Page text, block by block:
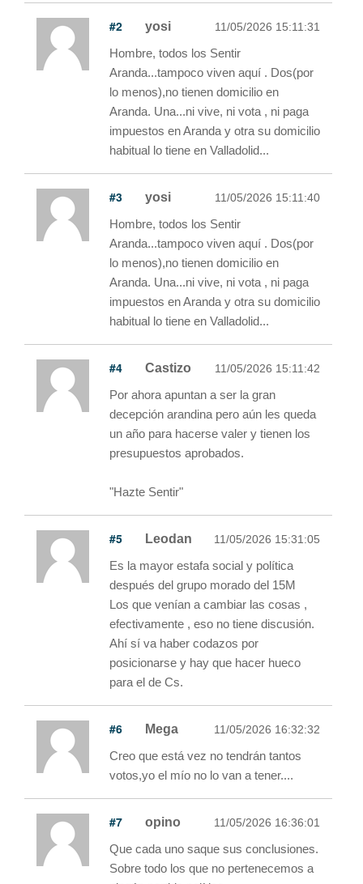
#2 yosi 11/05/2026 15:11:31
Hombre, todos los Sentir
Aranda...tampoco viven aquí . Dos(por
lo menos),no tienen domicilio en
Aranda. Una...ni vive, ni vota , ni paga
impuestos en Aranda y otra su domicilio
habitual lo tiene en Valladolid...
#3 yosi 11/05/2026 15:11:40
Hombre, todos los Sentir
Aranda...tampoco viven aquí . Dos(por
lo menos),no tienen domicilio en
Aranda. Una...ni vive, ni vota , ni paga
impuestos en Aranda y otra su domicilio
habitual lo tiene en Valladolid...
#4 Castizo 11/05/2026 15:11:42
Por ahora apuntan a ser la gran
decepción arandina pero aún les queda
un año para hacerse valer y tienen los
presupuestos aprobados.
"Hazte Sentir"
#5 Leodan 11/05/2026 15:31:05
Es la mayor estafa social y política
después del grupo morado del 15M
Los que venían a cambiar las cosas ,
efectivamente , eso no tiene discusión.
Ahí sí va haber codazos por
posicionarse y hay que hacer hueco
para el de Cs.
#6 Mega 11/05/2026 16:32:32
Creo que está vez no tendrán tantos
votos,yo el mío no lo van a tener....
#7 opino 11/05/2026 16:36:01
Que cada uno saque sus conclusiones.
Sobre todo los que no pertenecemos a